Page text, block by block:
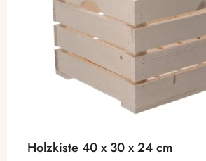
Holzkiste 40 x 30 x 24 cm